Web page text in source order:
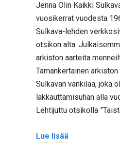
Jenna Olin Kaikki
vuosikerrat vuodesta
Sulkava-lehden
otsikon alta.
arkiston aarteita
Tämänkertainen
Sulkavan vankilaa, joka
lakkauttamisuhan alla
Lehtijuttu otsikolla
Lue lisää